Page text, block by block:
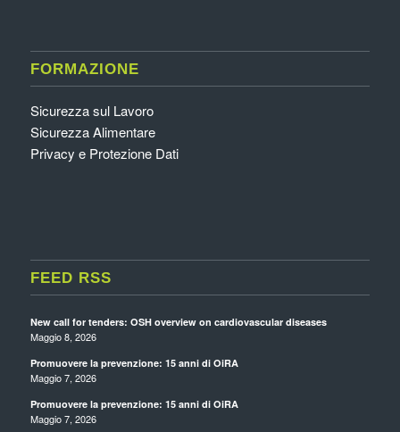
FORMAZIONE
Sicurezza sul Lavoro
Sicurezza Alimentare
Privacy e Protezione Dati
FEED RSS
New call for tenders: OSH overview on cardiovascular diseases
Maggio 8, 2026
Promuovere la prevenzione: 15 anni di OiRA
Maggio 7, 2026
Promuovere la prevenzione: 15 anni di OiRA
Maggio 7, 2026